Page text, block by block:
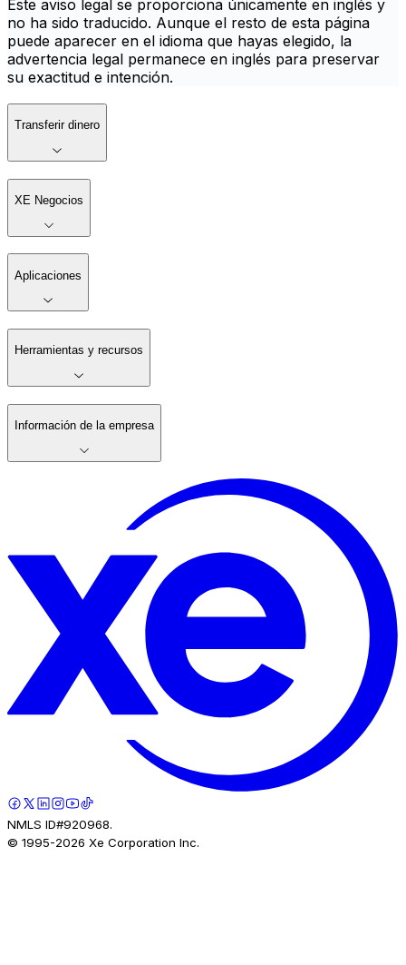
Este aviso legal se proporciona únicamente en inglés y
no ha sido traducido. Aunque el resto de esta página
puede aparecer en el idioma que hayas elegido, la
advertencia legal permanece en inglés para preservar
su exactitud e intención.
Transferir dinero
XE Negocios
Aplicaciones
Herramientas y recursos
Información de la empresa
NMLS ID#920968.
© 1995-2026 Xe Corporation Inc.